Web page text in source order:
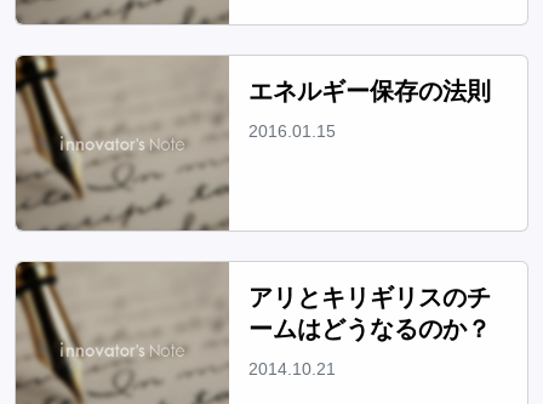
エネルギー保存の法則
2016.01.15
アリとキリギリスのチ
ームはどうなるのか？
2014.10.21